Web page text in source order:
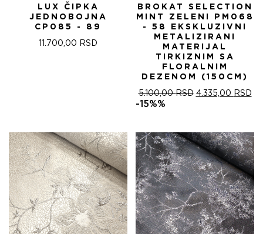
LUX ČIPKA
JEDNOBOJNA
CP085 - 89
11.700,00 RSD
BROKAT SELECTION
MINT ZELENI PM068
- 58 EKSKLUZIVNI
METALIZIRANI
MATERIJAL
TIRKIZNIM SA
FLORALNIM
DEZENOM (150CM)
5.100,00RSD ОРИГИНАЛНА
5.100,00 RSD.
4.335,00 RSD
-15%%